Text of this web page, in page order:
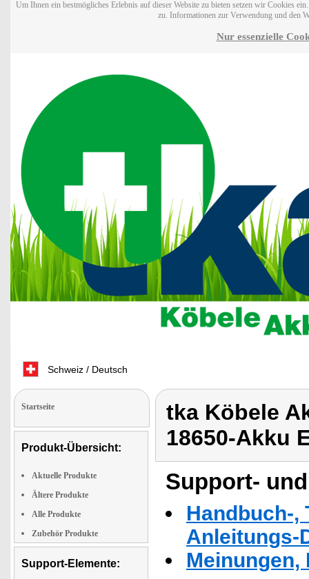
Um Ihnen ein bestmögliches Erlebnis auf dieser Website zu bieten setzen wir Cookies
zu. Informationen zur Verwendung und den
Nur essenzielle
Schweiz / Deutsch
Startseite
Produkt-Übersicht:
Aktuelle Produkte
Ältere Produkte
Alle Produkte
Zubehör Produkte
Support-Elemente:
tka Köbele
18650-Akku
Support-
Handbuch-,
Anleitungs-